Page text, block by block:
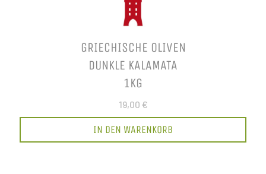
GRIECHISCHE OLIVEN
DUNKLE KALAMATA
1KG
19,00 €
IN DEN WARENKORB